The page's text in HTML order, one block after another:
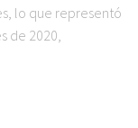
lo que representó
de 2020,